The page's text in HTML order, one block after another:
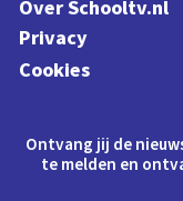
Over Schooltv.nl
Privacy
Cookies
Ontvang jij de
te melden en